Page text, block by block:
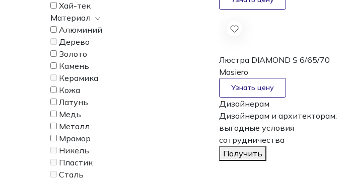
Хай-тек
Материал
Алюминий
Дерево
Золото
Камень
Керамика
Кожа
Латунь
Медь
Металл
Мрамор
Никель
Пластик
Сталь
Люстра DIAMOND S 6/65/70
Masiero
Дизайнерам
Дизайнерам и архитекторам:
выгодные условия
сотрудничества
Получить